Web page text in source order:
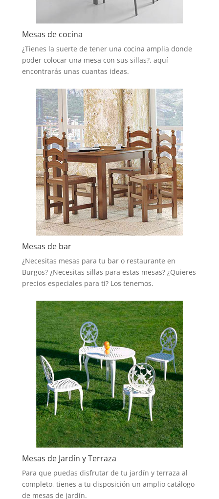
Mesas de cocina
¿Tienes la suerte de tener una cocina amplia donde
poder colocar una mesa con sus sillas?, aquí
encontrarás unas cuantas ideas.
Mesas de bar
¿Necesitas mesas para tu bar o restaurante en
Burgos? ¿Necesitas sillas para estas mesas? ¿Quieres
precios especiales para ti? Los tenemos.
Mesas de Jardín y Terraza
Para que puedas disfrutar de tu jardín y terraza al
completo, tienes a tu disposición un amplio catálogo
de mesas de jardín.